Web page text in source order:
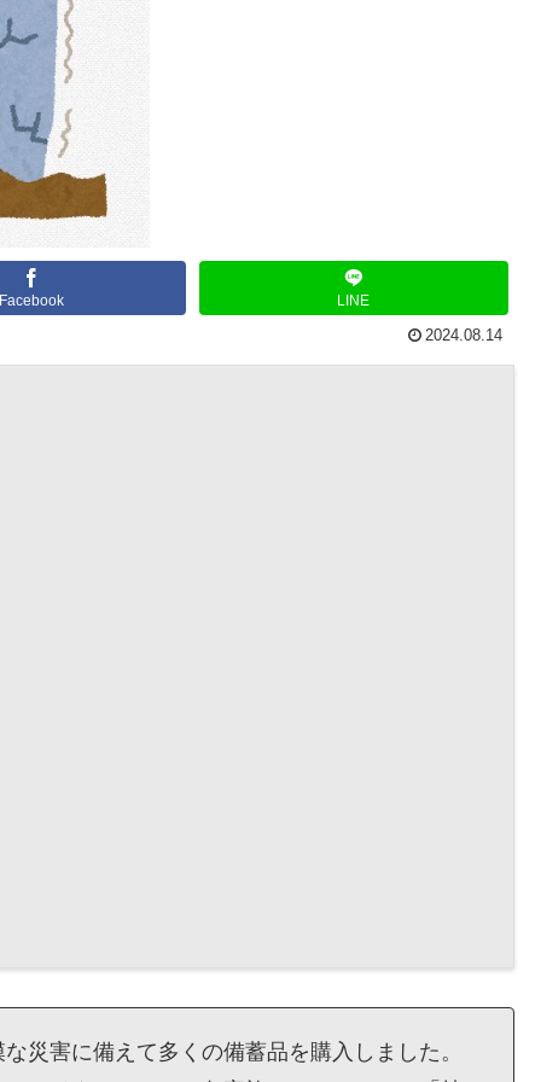
LINE
2024.08.14
災害に備えて多くの備蓄品を購入しました。